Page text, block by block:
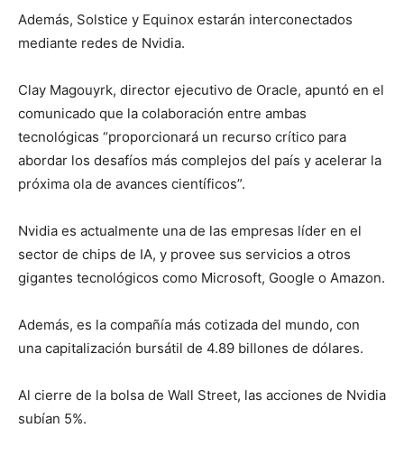
Además, Solstice y Equinox estarán interconectados
mediante redes de Nvidia.
Clay Magouyrk, director ejecutivo de Oracle, apuntó en el
comunicado que la colaboración entre ambas
tecnológicas “proporcionará un recurso crítico para
abordar los desafíos más complejos del país y acelerar la
próxima ola de avances científicos”.
Nvidia es actualmente una de las empresas líder en el
sector de chips de IA, y provee sus servicios a otros
gigantes tecnológicos como Microsoft, Google o Amazon.
Además, es la compañía más cotizada del mundo, con
una capitalización bursátil de 4.89 billones de dólares.
Al cierre de la bolsa de Wall Street, las acciones de Nvidia
subían 5%.